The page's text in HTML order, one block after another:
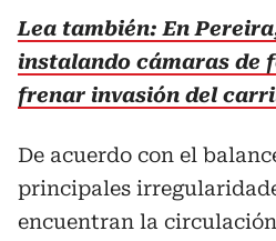
Lea también: En
instalando cámaras de
frenar invasión del
De acuerdo con el
principales
encuentran la circulación